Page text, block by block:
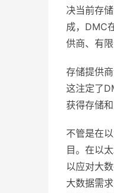
决当前存
成，DMC
供商、有
存储提供
这注定了
获得存储
不管是在
目。在以
以应对大
大数据需